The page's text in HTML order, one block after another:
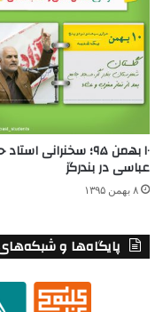
۱۰ بهمن ۹۵؛ سخنرانی
عباسی در بندرگز
۸ بهمن ۱۳۹۵
پایگاه‌ها و